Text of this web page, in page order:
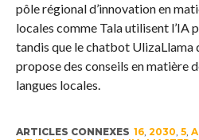
pôle régional d’innovation en
locales comme Tala utilisent l’IA
tandis que le chatbot UlizaLlama
propose des conseils en matière
langues locales.
ARTICLES CONNEXES 16, 2030, 5,